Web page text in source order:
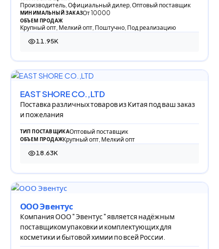
Производитель, Официальный дилер, Оптовый поставщик
МИНИМАЛЬНЫЙ ЗАКАЗОт 10000
ОБЪЕМ ПРОДАЖ
Крупный опт, Мелкий опт, Поштучно, Под реализацию
11.95K
11 946 просмотров
EAST SHORE CO.,LTD
Поставка различных товаров из Китая под ваш заказ
и пожелания
ТИП ПОСТАВЩИКАОптовый поставщик
ОБЪЕМ ПРОДАЖКрупный опт, Мелкий опт
18.63K
18 626 просмотров
ООО Эвентус
Компания ООО " Эвентус " является надёжным
поставщиком упаковки и комплектующих для
косметики и бытовой химии по всей России.